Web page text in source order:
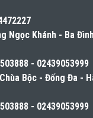
Ngọc Khánh - Ba
- 02439053999
Bộc - Đống Đa -
- 02439053999